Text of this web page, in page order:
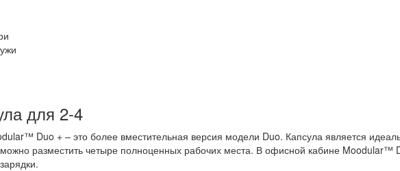
для 2-4
Duo + – это более вместительная версия модели Duo. Капсула является
разместить четыре полноценных рабочих места. В офисной кабине Moodular™